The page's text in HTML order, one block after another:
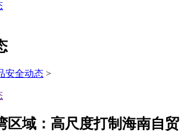
安全动态 >
区域：高尺度打制海南自贸